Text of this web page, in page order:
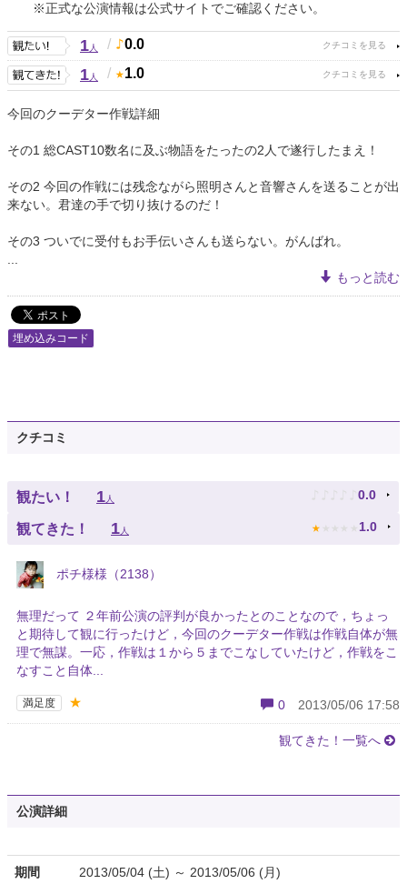
※正式な公演情報は公式サイトでご確認ください。
1人 / 0.0
1人 / 1.0
今回のクーデター作戦詳細
その1 総CAST10数名に及ぶ物語をたったの2人で遂行したまえ！
その2 今回の作戦には残念ながら照明さんと音響さんを送ることが出
来ない。君達の手で切り抜けるのだ！
その3 ついでに受付もお手伝いさんも送らない。がんばれ。
もっと読む
埋め込みコード
クチコミ
観たい！ 1人 ♪ ♪ ♪ ♪ ♪ 0.0
観てきた！ 1人 ★ ★ ★ ★ ★ 1.0
ポチ様様（2138）
無理だって ２年前公演の評判が良かったとのことなので，ちょっ
と期待して観に行ったけど，今回のクーデター作戦は作戦自体が無
理で無謀。一応，作戦は１から５までこなしていたけど，作戦をこ
なすこと自体...
満足度 ★ 0 2013/05/06 17:58
観てきた！一覧へ
公演詳細
期間 2013/05/04 (土) ～ 2013/05/06 (月)